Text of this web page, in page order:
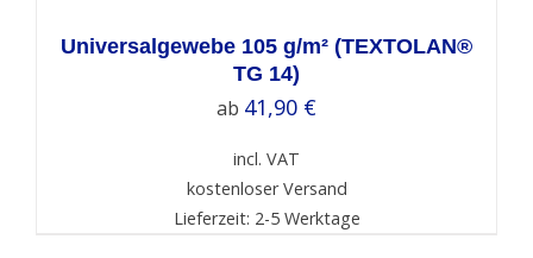
DETAILS
Universalgewebe 105 g/m² (TEXTOLAN®
TG 14)
ab 41,90 €
incl. VAT
kostenloser Versand
Lieferzeit: 2-5 Werktage